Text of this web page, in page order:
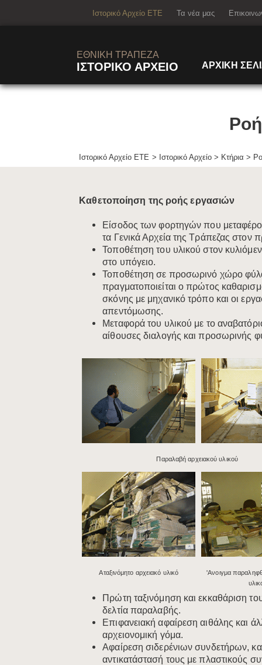
building_3
Ιστορικό Αρχείο ΕΤΕ Τα νέα μας
ΕΘΝΙΚΗ ΤΡΑΠΕΖΑ
ΙΣΤΟΡΙΚΟ ΑΡΧΕΙΟ ΑΡΧΙΚΗ
Ιστορικό Αρχείο ΕΤΕ Ιστορικό Αρχείο > Κτήρια >
Καθετοποίηση της ροής εργασιών​
Είσοδο​ς των φορτηγών που
τα Γενικά Αρχεία της Τράπεζας στον
Τοποθέτηση του υλικού στον
στο υπόγειο.
Τοποθέτηση σε προσωρινό χώρο
πραγματοποιείται ο πρώτος
σκόνης με μηχανικό τρόπο και οι
απεντόμωσης.
Μεταφορά του υλικού με το
αίθουσες διαλογής και προσωρινής
Παραλαβή αρχειακού υλικού​
​Αταξινόμητο αρχειακό υλικό
​'Ανοιγμα
Πρώτη ταξινόμηση και εκκαθάριση
δελτία παραλαβής.
Επιφανειακή αφαίρεση αιθάλης και
αρχειονομική γόμα.
Αφαίρεση σιδερένιων συνδετήρων,
αντικατάστασή τους με πλαστικούς